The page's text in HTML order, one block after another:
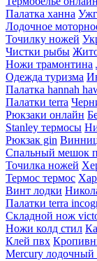
Палатка ханна
Лодочное
Точилку ножей
Чистки рыбы
Ножи трамонтина
Одежда туризма
Палатка hannah
Палатки terra
Рюкзаки онлайн
Stanley термосы
Рюкзак gin
Спальный мешок
Точилка ножей
Термос термос
Винт лодки
Палатки terra
Складной нож
Ножи колд стил
Клей пвх
Mercury лодочный